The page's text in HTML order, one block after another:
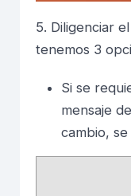
5. Diligenciar
tenemos 3
Si se
mensaje
cambio,